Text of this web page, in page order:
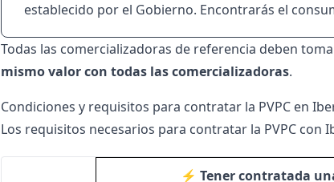
establecido por el Gobierno. Encontrarás el
Todas las comercializadoras de referencia deben
mismo valor con todas las comercializadoras.
Condiciones y requisitos para contratar la PVPC en
Los requisitos necesarios para contratar la PVPC con
⚡ Tener contratada